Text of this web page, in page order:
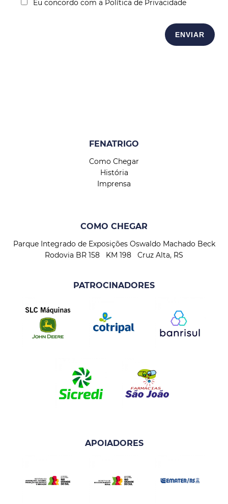
Eu concordo com a Política de Privacidade
FENATRIGO
Como Chegar
História
Imprensa
COMO CHEGAR
Parque Integrado de Exposições Oswaldo Machado Beck
Rodovia BR 158 KM 198 Cruz Alta, RS
PATROCINADORES
APOIADORES